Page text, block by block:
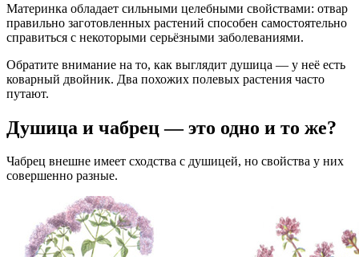
Материнка обладает сильными целебными свойствами: отвар
правильно заготовленных растений способен самостоятельно
справиться с некоторыми серьёзными заболеваниями.
Обратите внимание на то, как выглядит душица — у неё есть
коварный двойник. Два похожих полевых растения часто
путают.
Душица и чабрец — это одно и то же?
Чабрец внешне имеет сходства с душицей, но свойства у них
совершенно разные.